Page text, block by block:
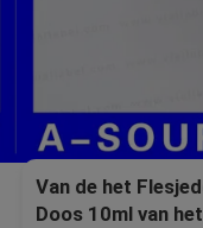
Van de het
Doos 10ml van